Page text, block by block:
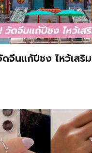
จีนแก้ปีชง ไหว้เสริ